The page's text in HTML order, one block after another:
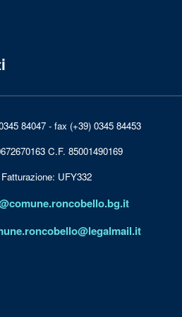
84047 - fax (+39) 0345 84453
C.F. 85001490169
UFY332